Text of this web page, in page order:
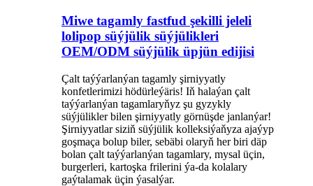
Miwe tagamly fastfud şekilli jeleli
lolipop süýjülik süýjülikleri
OEM/ODM süýjülik üpjün edijisi
Çalt taýýarlanýan tagamly şirniyyatly
konfetlerimizi hödürleýäris! Iň halaýan çalt
taýýarlanýan tagamlaryňyz şu gyzykly
süýjülikler bilen şirniyyatly görnüşde janlanýar!
Şirniyyatlar siziň süýjülik kolleksiýaňyza ajaýyp
goşmaça bolup biler, sebäbi olaryň her biri däp
bolan çalt taýýarlanýan tagamlary, mysal üçin,
burgerleri, kartoşka frilerini ýa-da kolalary
gaýtalamak üçin ýasalýar.